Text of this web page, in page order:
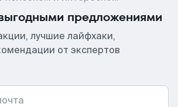
предложениями
лучшие лайфхаки,
от экспертов